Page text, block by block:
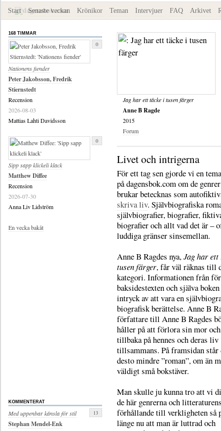
Start Senaste veckan Krönikor Teman Intervjuer FAQ Arkivet
Jag har ett täcke i tusen färger
Anne B Ragde
2015
Forum
Livet och intrigerna
För ett tag sen gjorde vi en
på dagensbok.com om de
brukar betecknas som
skriva liv. Självbiografiska
självbiografier, biografier,
biografier och allt vad det är –
luddiga gränser sinsemellan.
Anne B Ragdes nya, Jag har ett
tusen färger, får väl räknas till
kategori. Informationen från
baksidestexten och själva
intryck av att vara en
biografisk berättelse. Anne B
författare till Anne B Ragdes
håller på att förlora sin mor
tillbaka på hennes och deras liv
tillsammans. På framsidan står
desto mindre ”roman”, om än
väldigt små bokstäver.
Man skulle ju kunna tro att vi
de här genrerna och
förhållande till verkligheten så
länge nu att man är luttrad och
168 TIMMAR
Nationens fiender
Peter Jakobsson, Fredrik
Stiernstedt
Recension
2026-08-03
Mattias Lahti Davidsson
0
Sipp sapp klickeli klack
Matthew Diffee
Recension
2026-07-30
Anna Liv Lidström
0
En vecka bakåt
KOMMENTERAT
Med uppenbar känsla för stil
Stephan Mendel-Enk
13